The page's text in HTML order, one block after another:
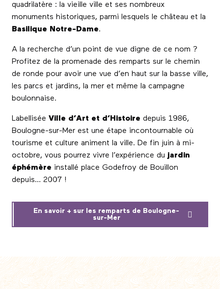
quadrilatère : la vieille ville et ses nombreux
monuments historiques, parmi lesquels le château et la
Basilique Notre-Dame.
A la recherche d’un point de vue digne de ce nom ?
Profitez de la promenade des remparts sur le chemin
de ronde pour avoir une vue d’en haut sur la basse ville,
les parcs et jardins, la mer et même la campagne
boulonnaise.
Labellisée Ville d’Art et d’Histoire depuis 1986,
Boulogne-sur-Mer est une étape incontournable où
tourisme et culture animent la ville. De fin juin à mi-
octobre, vous pourrez vivre l’expérience du jardin
éphémère installé place Godefroy de Bouillon
depuis… 2007 !
En savoir + sur les remparts de Boulogne-
sur-Mer